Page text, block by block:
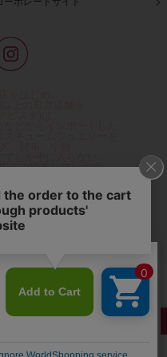
くご用意しています。
を取り揃え、
メディア着用商品、
するコンテンツ、
のポイント還元
ご提供。
や時計、小物などで、
う願っています。
以上のご注文で送料無料◆
SHOP